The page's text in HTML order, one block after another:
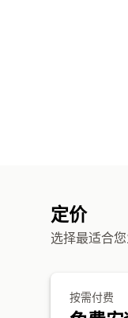
定价
选择最适合您
按需付费